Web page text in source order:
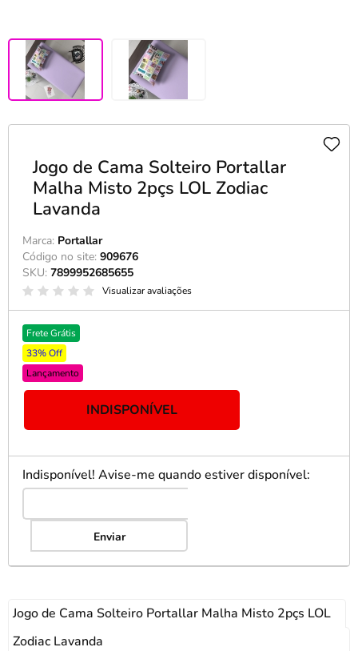
Jogo de Cama Solteiro Portallar
Malha Misto 2pçs LOL Zodiac
Lavanda
Marca: Portallar
Código no site: 909676
SKU: 7899952685655
Visualizar avaliações
Frete Grátis
33% Off
Lançamento
INDISPONÍVEL
Indisponível! Avise-me quando estiver disponível:
Enviar
Jogo de Cama Solteiro Portallar Malha Misto 2pçs LOL
Zodiac Lavanda